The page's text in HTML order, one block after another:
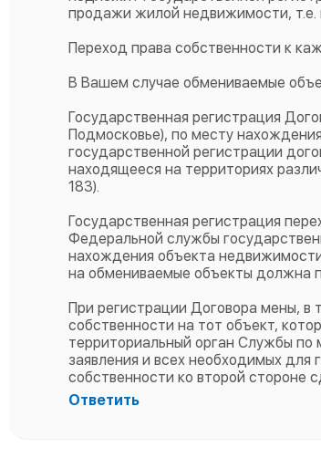
продажи жилой недвижимости, т.е.
Переход права собственности к
В Вашем случае обмениваемые
Государственная регистрация
Подмосковье), по месту
государственной регистрации
находящееся на территориях
183).
Государственная регистрация
Федеральной службы
нахождения объекта
на обмениваемые объекты должна
При регистрации Договора мены,
собственности на тот объект,
территориальный орган Службы
заявления и всех необходимых для
собственности ко второй стороне
Ответить